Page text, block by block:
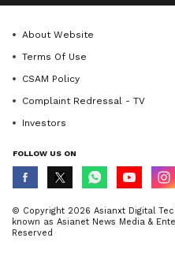
About Website
Terms Of Use
CSAM Policy
Complaint Redressal - TV
Investors
FOLLOW US ON
© Copyright 2026 Asianxt Digital
known as Asianet News Media &
Reserved